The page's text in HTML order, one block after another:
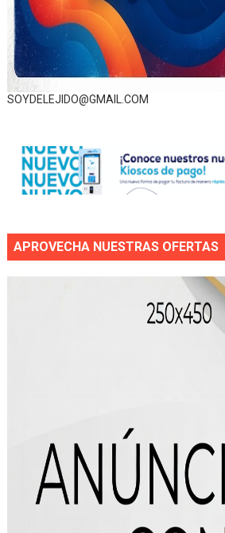
SOYDELEJIDO@GMAIL.COM
APROVECHA NUESTRAS OFERTAS